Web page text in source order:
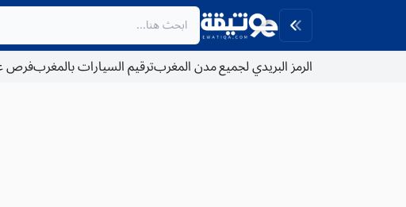
الرمز البريدي لجميع مدن المغربترقيم السيارات بالمغربفرص